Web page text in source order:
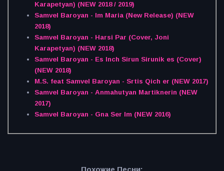
Karapetyan) (NEW 2018 / 2019)
Samvel Baroyan - Im Maria (New Release) (NEW
2018)
Samvel Baroyan - Harsi Par (Cover, Joni
Karapetyan) (NEW 2018)
Samvel Baroyan - Es Inch Sirun Sirunik es (Cover)
(NEW 2018)
M.S. feat Samvel Baroyan - Srtis Qich er (NEW 2017)
Samvel Baroyan - Anmahutyan Martiknerin (NEW
2017)
Samvel Baroyan - Gna Ser Im (NEW 2016)
Похожие Песни: